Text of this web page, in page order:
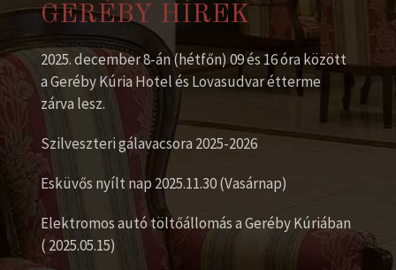
GERÉBY HÍREK
2025. december 8-án (hétfőn) 09 és 16 óra között
a Geréby Kúria Hotel és Lovasudvar étterme
zárva lesz.
Szilveszteri gálavacsora 2025-2026
Esküvős nyílt nap 2025.11.30 (Vasárnap)
Elektromos autó töltőállomás a Geréby Kúriában
( 2025.05.15)